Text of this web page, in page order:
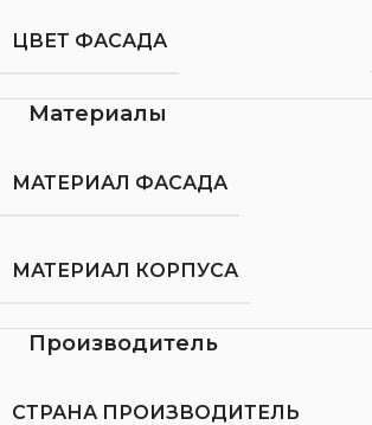
ЦВЕТ ФАСАДА
Материалы
МАТЕРИАЛ ФАСАДА
МАТЕРИАЛ КОРПУСА
Производитель
СТРАНА ПРОИЗВОДИТЕЛЬ